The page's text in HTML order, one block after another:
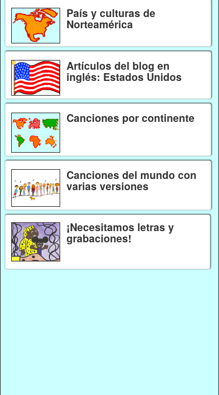
País y culturas de
Norteamérica
Artículos del blog en
inglés: Estados Unidos
Canciones por continente
Canciones del mundo con
varias versiones
¡Necesitamos letras y
grabaciones!